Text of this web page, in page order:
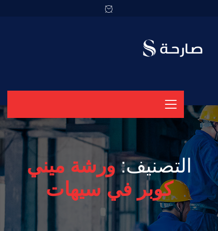
التصنيف: ورشة ميني
كوبر في سيهات